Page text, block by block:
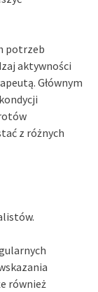
potrzeb
aktywności
Głównym
z różnych
również